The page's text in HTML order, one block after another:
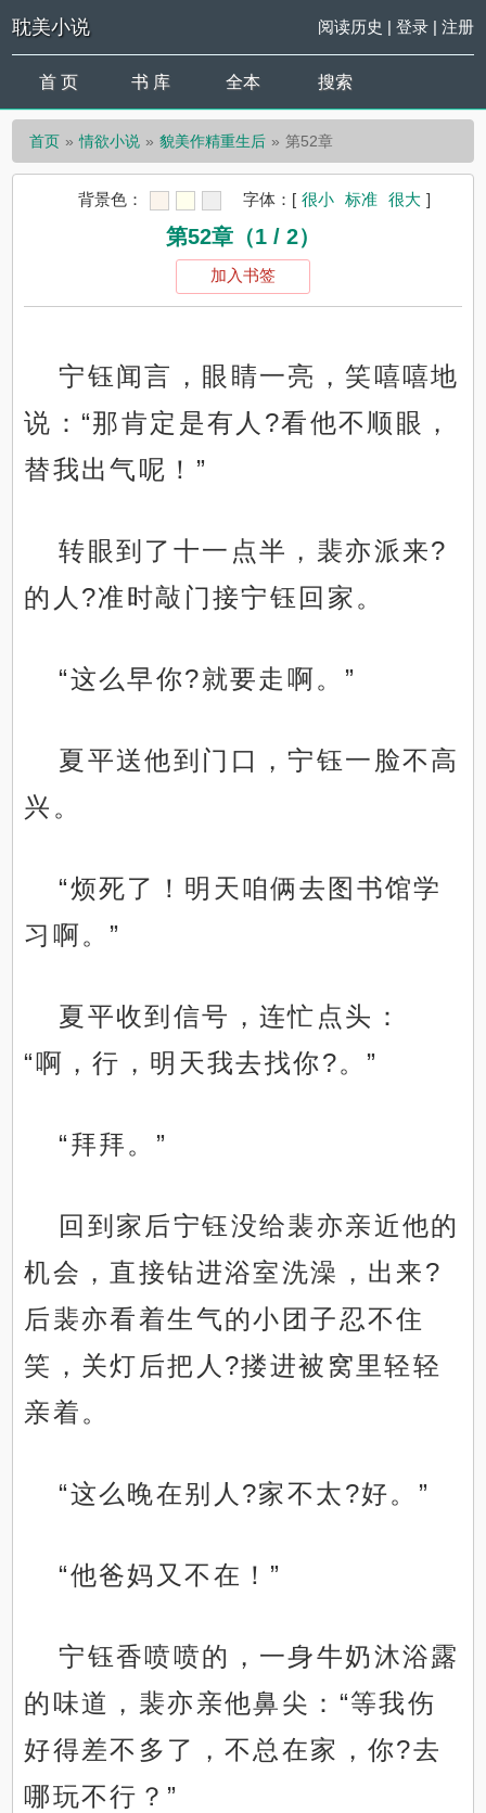
耽美小说 阅读历史 | 登录| 注册
首 页 书 库 全本 搜索
首页 情欲小说 貌美作精重生后 第52章
背景色： 字体： [ 很小 标准 很大 ]
第52章（1 / 2）
加入书签
宁钰闻言，眼睛一亮，笑嘻嘻地
说：“那肯定是有人?看他不顺眼，
替我出气呢！”
转眼到了十一点半，裴亦派来?
的人?准时敲门接宁钰回家。
“这么早你?就要走啊。”
夏平送他到门口，宁钰一脸不高
兴。
“烦死了！明天咱俩去图书馆学
习啊。”
夏平收到信号，连忙点头：
“啊，行，明天我去找你?。”
“拜拜。”
回到家后宁钰没给裴亦亲近他的
机会，直接钻进浴室洗澡，出来?
后裴亦看着生气的小团子忍不住
笑，关灯后把人?搂进被窝里轻轻
亲着。
“这么晚在别人?家不太?好。”
“他爸妈又不在！”
宁钰香喷喷的，一身牛奶沐浴露
的味道，裴亦亲他鼻尖：“等我伤
好得差不多了，不总在家，你?去
哪玩不行？”